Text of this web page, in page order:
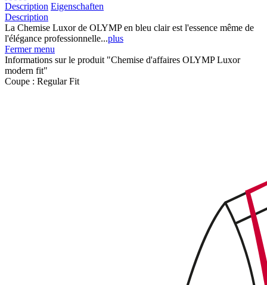
Description Eigenschaften
Description
La Chemise Luxor de OLYMP en bleu clair est l'essence même de
l'élégance professionnelle...plus
Fermer menu
Informations sur le produit "Chemise d'affaires OLYMP Luxor
modern fit"
Coupe : Regular Fit